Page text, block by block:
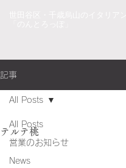
記事
All Posts
営業のお知らせ
News
All Posts
テルテ桃